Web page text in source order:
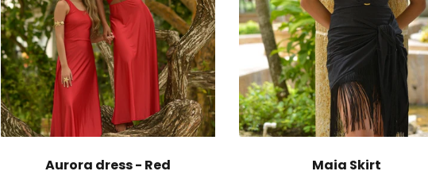
Aurora dress - Red Maia Skirt